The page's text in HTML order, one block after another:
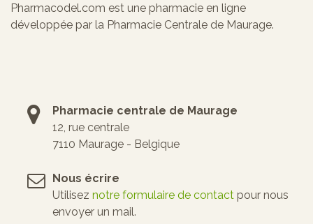
Pharmacodel.com est une pharmacie en ligne
développée par la Pharmacie Centrale de Maurage.
Pharmacie centrale de Maurage
12, rue centrale
7110 Maurage - Belgique
Nous écrire
Utilisez notre formulaire de contact pour nous
envoyer un mail.